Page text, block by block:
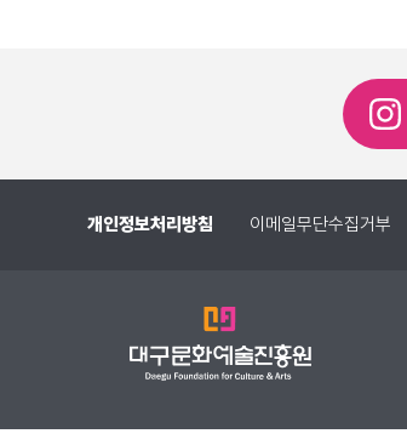
개인정보처리방침 이메일무단수집거부